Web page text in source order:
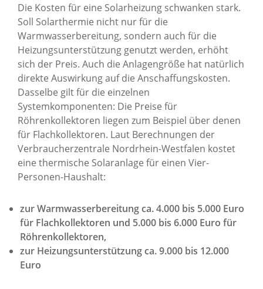
Die Kosten für eine Solarheizung schwanken stark.
Soll Solarthermie nicht nur für die
Warmwasserbereitung, sondern auch für die
Heizungsunterstützung genutzt werden, erhöht
sich der Preis. Auch die Anlagengröße hat natürlich
direkte Auswirkung auf die Anschaffungskosten.
Dasselbe gilt für die einzelnen
Systemkomponenten: Die Preise für
Röhrenkollektoren liegen zum Beispiel über denen
für Flachkollektoren. Laut Berechnungen der
Verbraucherzentrale Nordrhein-Westfalen kostet
eine thermische Solaranlage für einen Vier-
Personen-Haushalt:
zur Warmwasserbereitung ca. 4.000 bis 5.000 Euro
für Flachkollektoren und 5.000 bis 6.000 Euro für
Röhrenkollektoren,
zur Heizungsunterstützung ca. 9.000 bis 12.000
Euro